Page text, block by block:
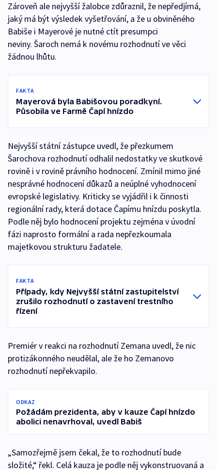
Zároveň ale nejvyšší žalobce zdůraznil, že nepředjímá,
jaký má být výsledek vyšetřování, a že u obviněného
Babiše i Mayerové je nutné ctít presumpci
neviny. Šaroch nemá k novému rozhodnutí ve věci
žádnou lhůtu.
FAKTA
Mayerová byla Babišovou poradkyní.
Působila ve Farmě Čapí hnízdo
Nejvyšší státní zástupce uvedl, že přezkumem
Šarochova rozhodnutí odhalil nedostatky ve skutkové
rovině i v rovině právního hodnocení. Zmínil mimo jiné
nesprávné hodnocení důkazů a neúplné vyhodnocení
evropské legislativy. Kriticky se vyjádřil i k činnosti
regionální rady, která dotace Čapímu hnízdu poskytla.
Podle něj bylo hodnocení projektu zejména v úvodní
fázi naprosto formální a rada nepřezkoumala
majetkovou strukturu žadatele.
FAKTA
Případy, kdy Nejvyšší státní zastupitelství
zrušilo rozhodnutí o zastavení trestního
řízení
Premiér v reakci na rozhodnutí Zemana uvedl, že nic
protizákonného neudělal, ale že ho Zemanovo
rozhodnutí nepřekvapilo.
ODKAZ
Požádám prezidenta, aby v kauze Čapí hnízdo
abolici nenavrhoval, uvedl Babiš
„Samozřejmě jsem čekal, že to rozhodnutí bude
složité,“ řekl. Celá kauza je podle něj vykonstruovaná a